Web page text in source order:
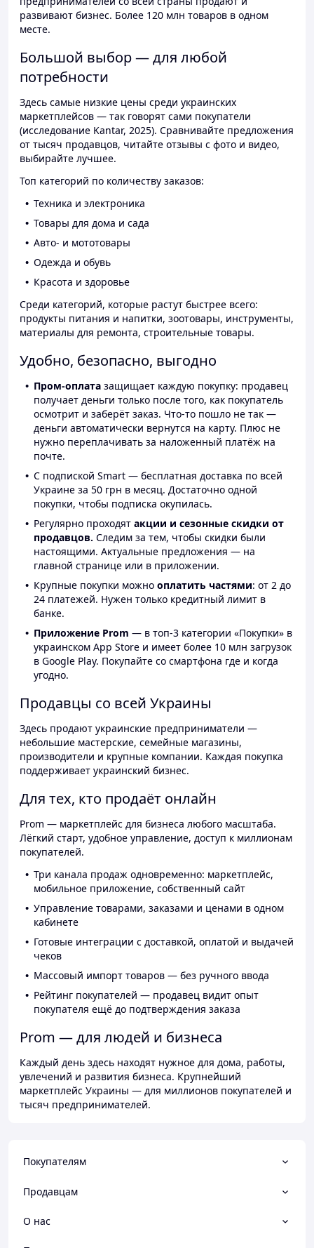
развивают бизнес. Более 120 млн товаров в одном
месте.
Большой выбор — для любой
потребности
Здесь самые низкие цены среди украинских
маркетплейсов — так говорят сами покупатели
(исследование Kantar, 2025). Сравнивайте предложения
от тысяч продавцов, читайте отзывы с фото и видео,
выбирайте лучшее.
Топ категорий по количеству заказов:
Техника и электроника
Товары для дома и сада
Авто- и мототовары
Одежда и обувь
Красота и здоровье
Среди категорий, которые растут быстрее всего:
продукты питания и напитки, зоотовары, инструменты,
материалы для ремонта, строительные товары.
Удобно, безопасно, выгодно
Пром-оплата защищает каждую покупку: продавец
получает деньги только после того, как покупатель
осмотрит и заберёт заказ. Что-то пошло не так —
деньги автоматически вернутся на карту. Плюс не
нужно переплачивать за наложенный платёж на
почте.
С подпиской Smart — бесплатная доставка по всей
Украине за 50 грн в месяц. Достаточно одной
покупки, чтобы подписка окупилась.
Регулярно проходят акции и сезонные скидки от
продавцов. Следим за тем, чтобы скидки были
настоящими. Актуальные предложения — на
главной странице или в приложении.
Крупные покупки можно оплатить частями: от 2 до
24 платежей. Нужен только кредитный лимит в
банке.
Приложение Prom — в топ-3 категории «Покупки» в
украинском App Store и имеет более 10 млн загрузок
в Google Play. Покупайте со смартфона где и когда
угодно.
Продавцы со всей Украины
Здесь продают украинские предприниматели —
небольшие мастерские, семейные магазины,
производители и крупные компании. Каждая покупка
поддерживает украинский бизнес.
Для тех, кто продаёт онлайн
Prom — маркетплейс для бизнеса любого масштаба.
Лёгкий старт, удобное управление, доступ к миллионам
покупателей.
Три канала продаж одновременно: маркетплейс,
мобильное приложение, собственный сайт
Управление товарами, заказами и ценами в одном
кабинете
Готовые интеграции с доставкой, оплатой и выдачей
чеков
Массовый импорт товаров — без ручного ввода
Рейтинг покупателей — продавец видит опыт
покупателя ещё до подтверждения заказа
Prom — для людей и бизнеса
Каждый день здесь находят нужное для дома, работы,
увлечений и развития бизнеса. Крупнейший
маркетплейс Украины — для миллионов покупателей и
тысяч предпринимателей.
Покупателям
Продавцам
О нас